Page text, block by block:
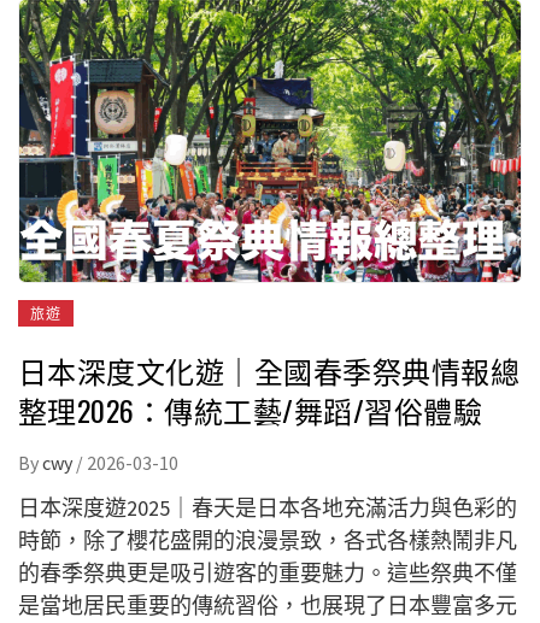
旅遊
日本深度文化遊｜全國春季祭典情報總
整理2026：傳統工藝/舞蹈/習俗體驗
Bycwy / 2026-03-10
日本深度遊2025｜春天是日本各地充滿活力與色彩的
時節，除了櫻花盛開的浪漫景致，各式各樣熱鬧非凡
的春季祭典更是吸引遊客的重要魅力。這些祭典不僅
是當地居民重要的傳統習俗，也展現了日本豐富多元